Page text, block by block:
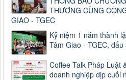
THƯƠNG CÙNG
GIAO - TGEC
Kỷ niệm 1 năm thành
Tâm Giao - TGEC,
Coffee Talk Pháp Luật
doanh nghiệp dịp cuối